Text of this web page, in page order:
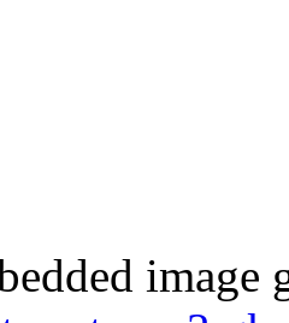
image